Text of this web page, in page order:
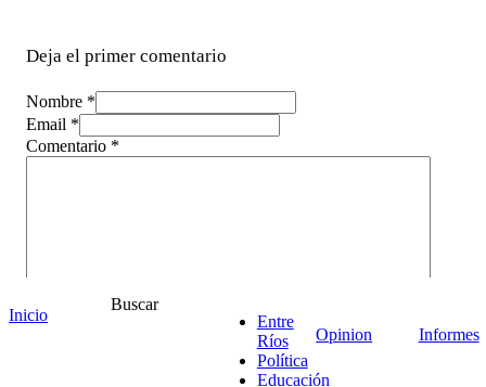
Deja el primer comentario
Nombre *
Email *
Comentario *
Inicio
Buscar
Entre
Ríos
Política
Educación
Opinion Informes